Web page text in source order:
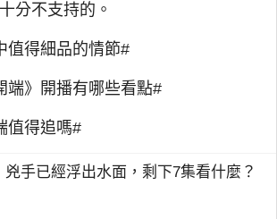
分不支持的。
值得細品的情節#
端》開播有哪些看點#
值得追嗎#
兇手已經浮出水面，剩下7集看什麼？